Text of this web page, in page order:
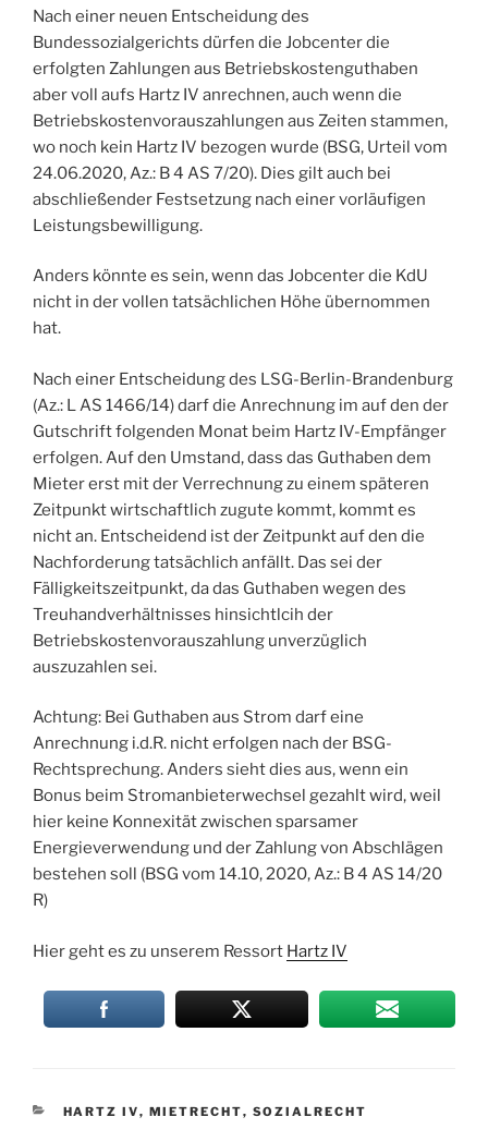
Nach einer neuen Entscheidung des
Bundessozialgerichts dürfen die Jobcenter die
erfolgten Zahlungen aus Betriebskostenguthaben
aber voll aufs Hartz IV anrechnen, auch wenn die
Betriebskostenvorauszahlungen aus Zeiten stammen,
wo noch kein Hartz IV bezogen wurde (BSG, Urteil vom
24.06.2020, Az.: B 4 AS 7/20). Dies gilt auch bei
abschließender Festsetzung nach einer vorläufigen
Leistungsbewilligung.
Anders könnte es sein, wenn das Jobcenter die KdU
nicht in der vollen tatsächlichen Höhe übernommen
hat.
Nach einer Entscheidung des LSG-Berlin-Brandenburg
(Az.: L AS 1466/14) darf die Anrechnung im auf den der
Gutschrift folgenden Monat beim Hartz IV-Empfänger
erfolgen. Auf den Umstand, dass das Guthaben dem
Mieter erst mit der Verrechnung zu einem späteren
Zeitpunkt wirtschaftlich zugute kommt, kommt es
nicht an. Entscheidend ist der Zeitpunkt auf den die
Nachforderung tatsächlich anfällt. Das sei der
Fälligkeitszeitpunkt, da das Guthaben wegen des
Treuhandverhältnisses hinsichtlcih der
Betriebskostenvorauszahlung unverzüglich
auszuzahlen sei.
Achtung: Bei Guthaben aus Strom darf eine
Anrechnung i.d.R. nicht erfolgen nach der BSG-
Rechtsprechung. Anders sieht dies aus, wenn ein
Bonus beim Stromanbieterwechsel gezahlt wird, weil
hier keine Konnexität zwischen sparsamer
Energieverwendung und der Zahlung von Abschlägen
bestehen soll (BSG vom 14.10, 2020, Az.: B 4 AS 14/20
R)
Hier geht es zu unserem Ressort Hartz IV
KATEGORIEN
HARTZ IV, MIETRECHT, SOZIALRECHT